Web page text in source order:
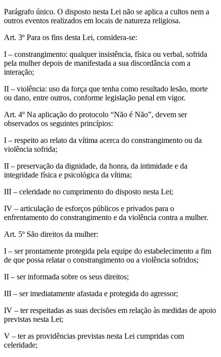
Parágrafo único. O disposto nesta Lei não se aplica a cultos nem a
outros eventos realizados em locais de natureza religiosa.
Art. 3º Para os fins desta Lei, considera-se:
I – constrangimento: qualquer insistência, física ou verbal, sofrida
pela mulher depois de manifestada a sua discordância com a
interação;
II – violência: uso da força que tenha como resultado lesão, morte
ou dano, entre outros, conforme legislação penal em vigor.
Art. 4º Na aplicação do protocolo “Não é Não”, devem ser
observados os seguintes princípios:
I – respeito ao relato da vítima acerca do constrangimento ou da
violência sofrida;
II – preservação da dignidade, da honra, da intimidade e da
integridade física e psicológica da vítima;
III – celeridade no cumprimento do disposto nesta Lei;
IV – articulação de esforços públicos e privados para o
enfrentamento do constrangimento e da violência contra a mulher.
Art. 5º São direitos da mulher:
I – ser prontamente protegida pela equipe do estabelecimento a fim
de que possa relatar o constrangimento ou a violência sofridos;
II – ser informada sobre os seus direitos;
III – ser imediatamente afastada e protegida do agressor;
IV – ter respeitadas as suas decisões em relação às medidas de apoio
previstas nesta Lei;
V – ter as providências previstas nesta Lei cumpridas com
celeridade;